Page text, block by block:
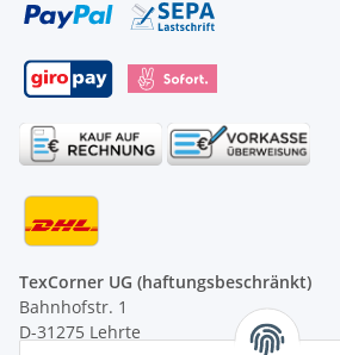
TexCorner UG (haftungsbeschränkt)
Bahnhofstr. 1
D-31275 Lehrte